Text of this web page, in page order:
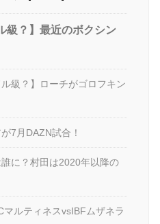
級？】最近のボクシン
ル級？】ローチがゴロフキン
7月DAZN試合！
に？村田は2020年以降の
マルティネスvsIBFムザネラ